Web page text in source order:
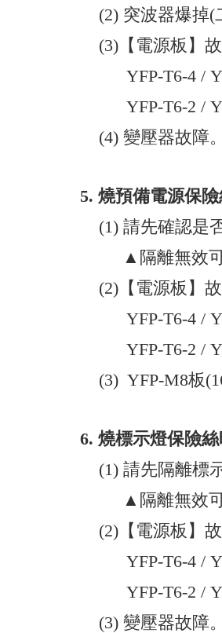
(2) 突波器爆掉(
(3) 【電源板】
YFP-T6-4 /
YFP-T6-2 /
(4) 變壓器故障。
5. 燒預備電源保
(1) 請先確認是
▲隔離無效可
(2)【電源板】
YFP-T6-4 /
YFP-T6-2 /
(3) YFP-M8板
6. 燒標示燈保險
(1) 請先隔離標
▲隔離無效可
(2) 【電源板】
YFP-T6-4 /
YFP-T6-2 /
(3) 變壓器故障。